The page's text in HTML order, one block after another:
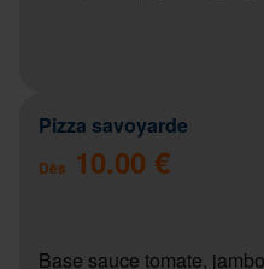
Pizza savoyarde
Dès 10.00 €
Base sauce tomate,